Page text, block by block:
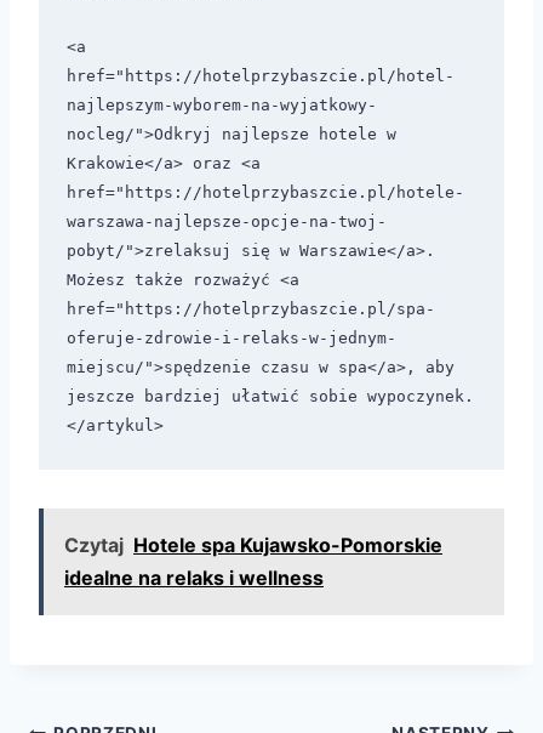
<a
href="https://hotelprzybaszcie.pl/hotel-
najlepszym-wyborem-na-wyjatkowy-
nocleg/">Odkryj najlepsze hotele w
Krakowie</a> oraz <a
href="https://hotelprzybaszcie.pl/hotele-
warszawa-najlepsze-opcje-na-twoj-
pobyt/">zrelaksuj się w Warszawie</a>.
Możesz także rozważyć <a
href="https://hotelprzybaszcie.pl/spa-
oferuje-zdrowie-i-relaks-w-jednym-
miejscu/">spędzenie czasu w spa</a>, aby
jeszcze bardziej ułatwić sobie wypoczynek.
</artykul>
Czytaj Hotele spa Kujawsko-Pomorskie
idealne na relaks i wellness